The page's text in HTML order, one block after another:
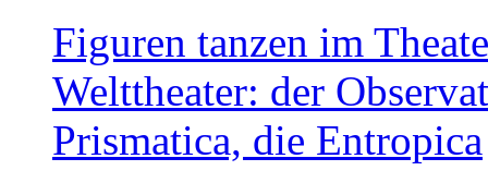
Figuren tanzen im
Welttheater: der
Prismatica, die Entropica